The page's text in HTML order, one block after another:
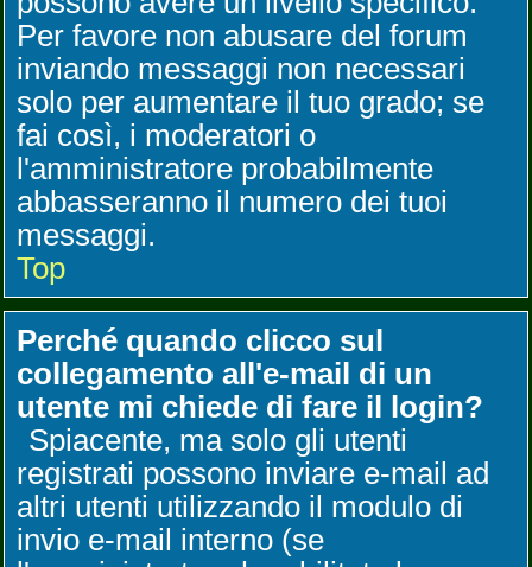
Per favore non abusare del forum
inviando messaggi non necessari
solo per aumentare il tuo grado; se
fai così, i moderatori o
l'amministratore probabilmente
abbasseranno il numero dei tuoi
messaggi.
Top
Perché quando clicco sul
collegamento all'e-mail di un
utente mi chiede di fare il login?
Spiacente, ma solo gli utenti
registrati possono inviare e-mail ad
altri utenti utilizzando il modulo di
invio e-mail interno (se